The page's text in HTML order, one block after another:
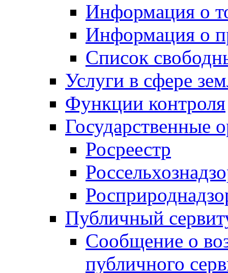
Информация о
Информация о
Список
Услуги в сфере
Функции контроля
Государственные
Росреестр
Публичный
Сообщение о
публичного